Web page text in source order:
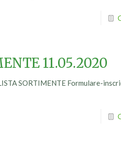
11.05.2020
SORTIMENTE Formulare-